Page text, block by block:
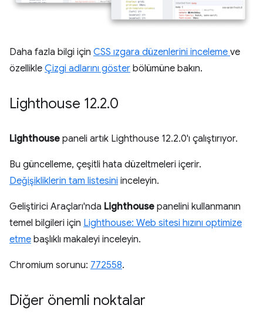
Daha fazla bilgi için CSS ızgara düzenlerini inceleme ve
özellikle Çizgi adlarını göster bölümüne bakın.
Lighthouse 12.2.0
Lighthouse paneli artık Lighthouse 12.2.0'ı çalıştırıyor.
Bu güncelleme, çeşitli hata düzeltmeleri içerir.
Değişikliklerin tam listesini inceleyin.
Geliştirici Araçları'nda Lighthouse panelini kullanmanın
temel bilgileri için Lighthouse: Web sitesi hızını optimize
etme başlıklı makaleyi inceleyin.
Chromium sorunu: 772558.
Diğer önemli noktalar